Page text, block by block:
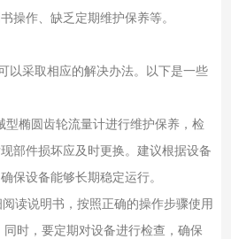
操作、缺乏定期维护保养等。
采取相应的解决办法。以下是一些
型椭圆齿轮流量计进行维护保养，检
部件损坏应及时更换。建议根据设备
保设备能够长期稳定运行。
读说明书，按照正确的操作步骤使用
时，要定期对设备进行检查，确保